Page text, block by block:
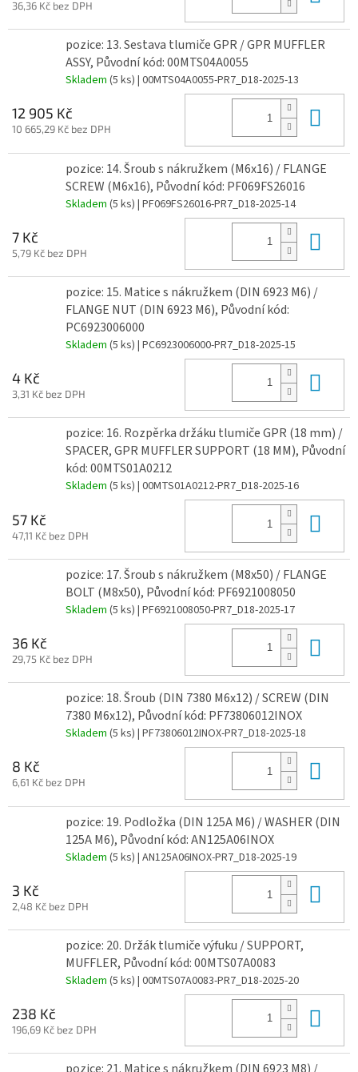
36,36 Kč bez DPH
pozice: 13. Sestava tlumiče GPR / GPR MUFFLER
ASSY, Původní kód: 00MTS04A0055
Skladem (5 ks) | 00MTS04A0055-PR7_D18-2025-13
12 905 Kč
10 665,29 Kč bez DPH
pozice: 14. Šroub s nákružkem (M6x16) / FLANGE
SCREW (M6x16), Původní kód: PF069FS26016
Skladem (5 ks) | PF069FS26016-PR7_D18-2025-14
7 Kč
5,79 Kč bez DPH
pozice: 15. Matice s nákružkem (DIN 6923 M6) /
FLANGE NUT (DIN 6923 M6), Původní kód:
PC6923006000
Skladem (5 ks) | PC6923006000-PR7_D18-2025-15
4 Kč
3,31 Kč bez DPH
pozice: 16. Rozpěrka držáku tlumiče GPR (18 mm) /
SPACER, GPR MUFFLER SUPPORT (18 MM), Původní
kód: 00MTS01A0212
Skladem (5 ks) | 00MTS01A0212-PR7_D18-2025-16
57 Kč
47,11 Kč bez DPH
pozice: 17. Šroub s nákružkem (M8x50) / FLANGE
BOLT (M8x50), Původní kód: PF6921008050
Skladem (5 ks) | PF6921008050-PR7_D18-2025-17
36 Kč
29,75 Kč bez DPH
pozice: 18. Šroub (DIN 7380 M6x12) / SCREW (DIN
7380 M6x12), Původní kód: PF73806012INOX
Skladem (5 ks) | PF73806012INOX-PR7_D18-2025-18
8 Kč
6,61 Kč bez DPH
pozice: 19. Podložka (DIN 125A M6) / WASHER (DIN
125A M6), Původní kód: AN125A06INOX
Skladem (5 ks) | AN125A06INOX-PR7_D18-2025-19
3 Kč
2,48 Kč bez DPH
pozice: 20. Držák tlumiče výfuku / SUPPORT,
MUFFLER, Původní kód: 00MTS07A0083
Skladem (5 ks) | 00MTS07A0083-PR7_D18-2025-20
238 Kč
196,69 Kč bez DPH